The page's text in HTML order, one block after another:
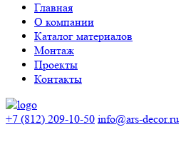
Главная
О компании
Каталог материалов
Монтаж
Проекты
Контакты
+7 (812) 209-10-50 info@ars-decor.ru